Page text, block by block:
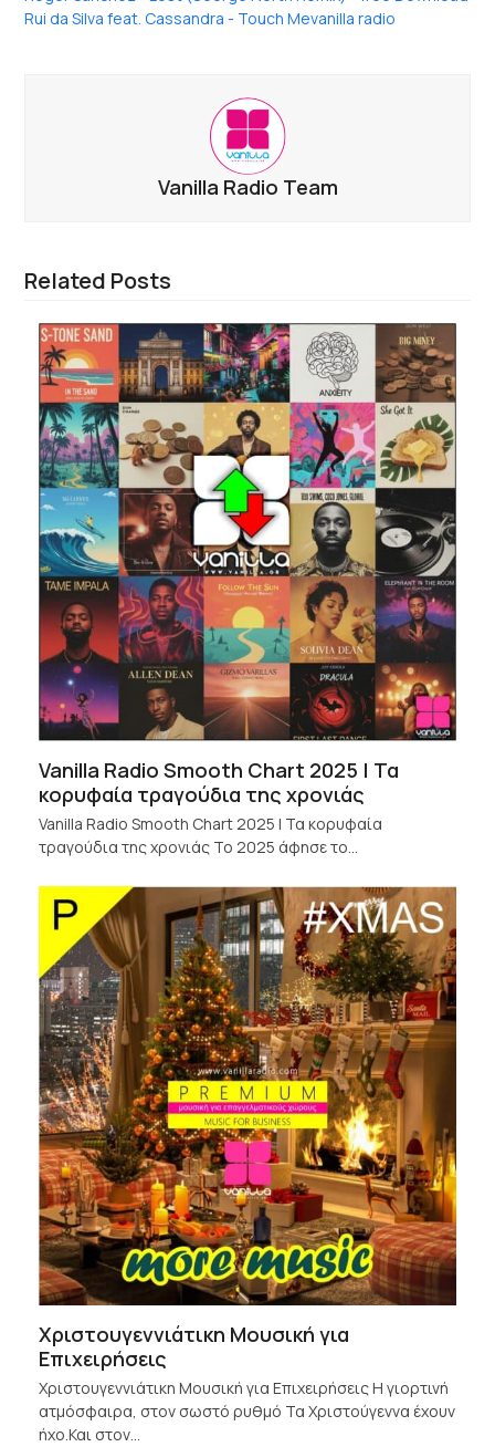
Rui da Silva feat. Cassandra - Touch Mevanilla radio
Vanilla Radio Team
Related Posts
Vanilla Radio Smooth Chart 2025 | Τα
κορυφαία τραγούδια της χρονιάς
Vanilla Radio Smooth Chart 2025 | Τα κορυφαία
τραγούδια της χρονιάς Το 2025 άφησε το…
Χριστουγεννιάτικη Μουσική για
Επιχειρήσεις
Χριστουγεννιάτικη Μουσική για Επιχειρήσεις Η γιορτινή
ατμόσφαιρα, στον σωστό ρυθμό Τα Χριστούγεννα έχουν
ήχο.Και στον…